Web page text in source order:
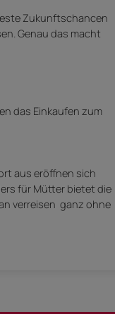
Zukunftschancen
Genau das macht
das Einkaufen zum
aus eröffnen sich
für Mütter bietet die
verreisen  ganz ohne